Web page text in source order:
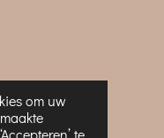
om uw
te